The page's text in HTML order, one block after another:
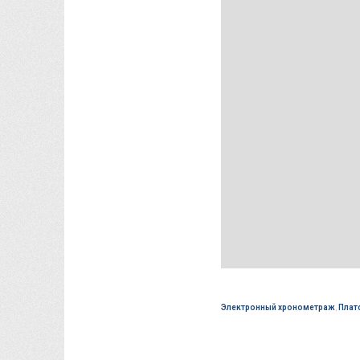
Электронный хронометраж